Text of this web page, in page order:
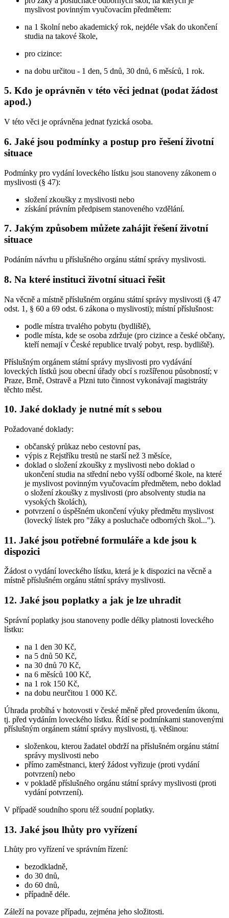
myslivost povinným vyučovacím předmětem:
na 1 školní nebo akademický rok, nejdéle však do ukončení
studia na takové škole,
pro cizince:
na dobu určitou - 1 den, 5 dnů, 30 dnů, 6 měsíců, 1 rok.
5. Kdo je oprávněn v této věci jednat (podat žádost
apod.)
V této věci je oprávněna jednat fyzická osoba.
6. Jaké jsou podmínky a postup pro řešení životní
situace
Podmínky pro vydání loveckého lístku jsou stanoveny zákonem o
myslivosti (§ 47):
složení zkoušky z myslivosti nebo
získání právním předpisem stanoveného vzdělání.
7. Jakým způsobem můžete zahájit řešení životní
situace
Podáním návrhu u příslušného orgánu státní správy myslivosti.
8. Na které instituci životní situaci řešit
Na věcně a místně příslušném orgánu státní správy myslivosti (§ 47
odst. 1, § 60 a 69 odst. 6 zákona o myslivosti); místní příslušnost:
podle místra trvalého pobytu (bydliště),
podle místa, kde se osoba zdržuje (pro cizince a české občany,
kteří nemají v České republice trvalý pobyt, resp. bydliště).
Příslušným orgánem státní správy myslivosti pro vydávání
loveckých lístků jsou obecní úřady obcí s rozšířenou působností; v
Praze, Brně, Ostravě a Plzni tuto činnost vykonávají magistráty
těchto měst.
10. Jaké doklady je nutné mít s sebou
Požadované doklady:
občanský průkaz nebo cestovní pas,
výpis z Rejstříku trestů ne starší než 3 měsíce,
doklad o složení zkoušky z myslivosti nebo doklad o
ukončení studia na střední nebo vyšší odborné škole, na které
je myslivost povinným vyučovacím předmětem, nebo doklad
o složení zkoušky z myslivosti (pro absolventy studia na
vysokých školách),
potvrzení o úspěšném ukončení výuky předmětu myslivost
(lovecký lístek pro "žáky a posluchače odborných škol...").
11. Jaké jsou potřebné formuláře a kde jsou k
dispozici
Žádost o vydání loveckého lístku, která je k dispozici na věcně a
místně příslušném orgánu státní správy myslivosti.
12. Jaké jsou poplatky a jak je lze uhradit
Správní poplatky jsou stanoveny podle délky platnosti loveckého
lístku:
na 1 den 30 Kč,
na 5 dnů 50 Kč,
na 30 dnů 70 Kč,
na 6 měsíců 100 Kč,
na 1 rok 150 Kč,
na dobu neurčitou 1 000 Kč.
Úhrada probíhá v hotovosti v české měně před provedením úkonu,
tj. před vydáním loveckého lístku. Řídí se podmínkami stanovenými
příslušným orgánem státní správy myslivosti, tj. většinou:
složenkou, kterou žadatel obdrží na příslušném orgánu státní
správy myslivosti nebo
přímo zaměstnanci, který žádost vyřizuje (proti vydání
potvrzení) nebo
v pokladě příslušného orgánu státní správy myslivosti (proti
vydání potvrzení).
V případě soudního sporu též soudní poplatky.
13. Jaké jsou lhůty pro vyřízení
Lhůty pro vyřízení ve správním řízení:
bezodkladně,
do 30 dnů,
do 60 dnů,
případně déle.
Záleží na povaze případu, zejména jeho složitosti.